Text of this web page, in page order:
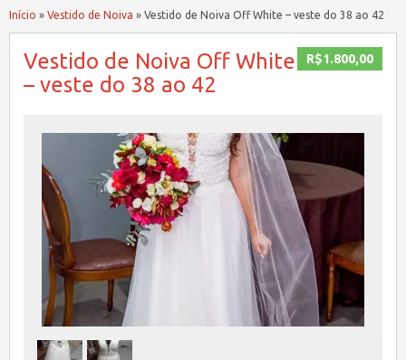
Início » Vestido de Noiva » Vestido de Noiva Off White – veste do 38 ao 42
R$1.800,00
Vestido de Noiva Off White
– veste do 38 ao 42